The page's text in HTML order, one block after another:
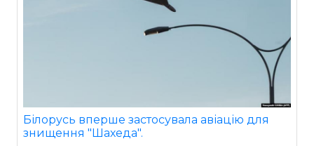
Білорусь вперше застосувала авіацію для
знищення "Шахеда".